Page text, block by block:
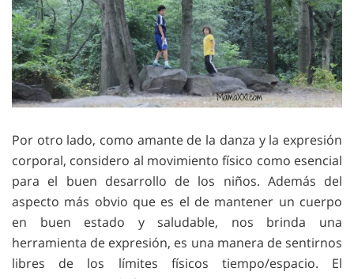
Por otro lado, como amante de la danza y la expresión
corporal, considero al movimiento físico como esencial
para el buen desarrollo de los niños. Además del
aspecto más obvio que es el de mantener un cuerpo
en buen estado y saludable, nos brinda una
herramienta de expresión, es una manera de sentirnos
libres de los límites físicos tiempo/espacio. El